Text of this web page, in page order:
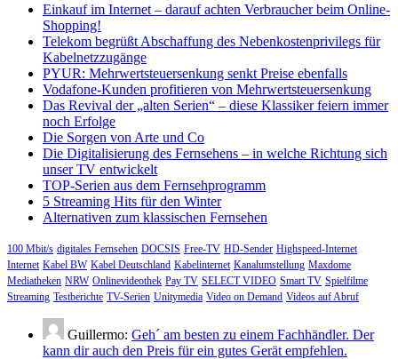
Einkauf im Internet – darauf achten Verbraucher beim Online-
Shopping!
Telekom begrüßt Abschaffung des Nebenkostenprivilegs für
Kabelnetzzugänge
PYUR: Mehrwertsteuersenkung senkt Preise ebenfalls
Vodafone-Kunden profitieren von Mehrwertsteuersenkung
Das Revival der „alten Serien“ – diese Klassiker feiern immer
noch Erfolge
Die Sorgen von Arte und Co
Die Digitalisierung des Fernsehens – in welche Richtung sich
unser TV entwickelt
TOP-Serien aus dem Fernsehprogramm
5 Streaming Hits für den Winter
Alternativen zum klassischen Fernsehen
100 Mbit/s digitales Fernsehen DOCSIS Free-TV HD-Sender Highspeed-Internet
Internet Kabel BW Kabel Deutschland Kabelinternet Kanalumstellung Maxdome
Mediatheken NRW Onlinevideothek Pay TV SELECT VIDEO Smart TV Spielfilme
Streaming Testberichte TV-Serien Unitymedia Video on Demand Videos auf Abruf
Guillermo: Geh´ am besten zu einem Fachhändler. Der
kann dir auch den Preis für ein gutes Gerät empfehlen.